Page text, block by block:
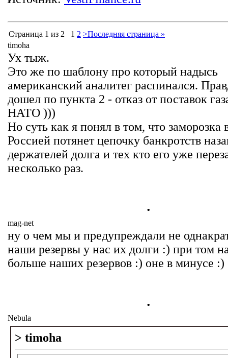
Страница 1 из 2 1 2 >Последняя страница »
timoha
Ух тыж.
Это же по шаблону про который надысь
американский аналитег распинался.
дошел по пункта 2 - отказ от поставок
НАТО )))
Но суть как я понял в том, что заморозка
Россией потянет цепочку банкротств
держателей долга и тех кто его уже
несколько раз.
.
mag-net
ну о чем мы и предупреждали не
наши резервы у нас их долги :) при том
больше наших резервов :) оне в минусе :)
.
Nebula
> timoha